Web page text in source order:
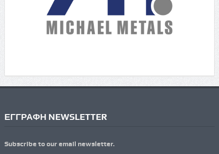
ΕΓΓΡΑΦΗ NEWSLETTER
Subscribe to our email newsletter.